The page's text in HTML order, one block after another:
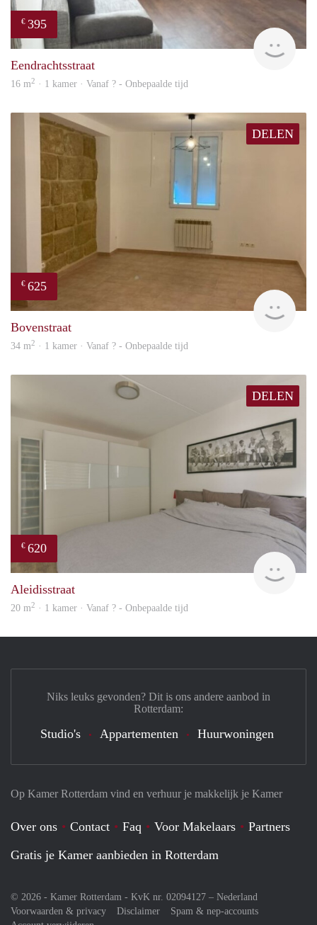
€ 395
Eendrachtsstraat
16 m2 · 1 kamer · Vanaf ? - Onbepaalde tijd
DELEN
€ 625
Bovenstraat
34 m2 · 1 kamer · Vanaf ? - Onbepaalde tijd
DELEN
€ 620
Aleidisstraat
20 m2 · 1 kamer · Vanaf ? - Onbepaalde tijd
Op Kamer Rotterdam vind en verhuur je makkelijk je Kamer
Over ons Contact Faq Voor Makelaars
Partners
Gratis je Kamer aanbieden in Rotterdam
© 2026 - Kamer Rotterdam - KvK nr. 02094127 – Nederland
Voorwaarden & privacy
Disclaimer
Spam & nep-accounts
Niks leuks gevonden? Dit is ons andere aanbod in
Rotterdam:
Studio's Appartementen Huurwoningen